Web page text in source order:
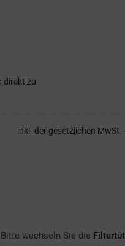
direkt zu
inkl. der gesetzlichen MwSt.
wechseln Sie die